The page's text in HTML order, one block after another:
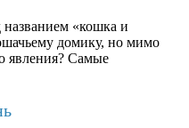
названием «кошка и
домику, но мимо
явления? Самые